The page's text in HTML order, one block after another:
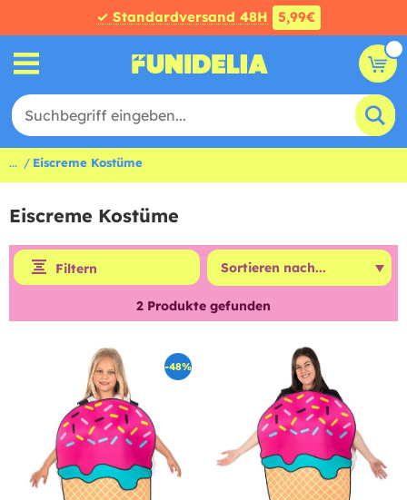
✓ Standardversand 48H 5,99€
... Eiscreme Kostüme
Eiscreme Kostüme
Filtern
2 Produkte gefunden
-48%